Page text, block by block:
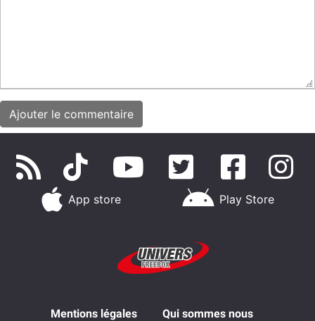
App store Play Store
Mentions légales Qui sommes nous